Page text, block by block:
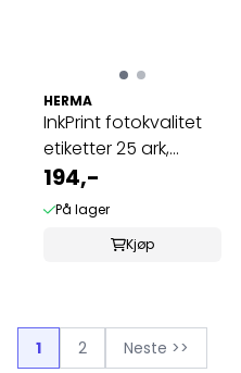
HERMA
InkPrint fotokvalitet
etiketter 25 ark,
25.4x25.4 ...
194,-
På lager
Kjøp
1 2 Neste >>